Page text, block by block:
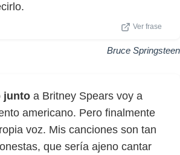
Ver frase
Bruce Springsteen
junto a Britney Spears voy a
americano. Pero finalmente
voz. Mis canciones son tan
que sería ajeno cantar